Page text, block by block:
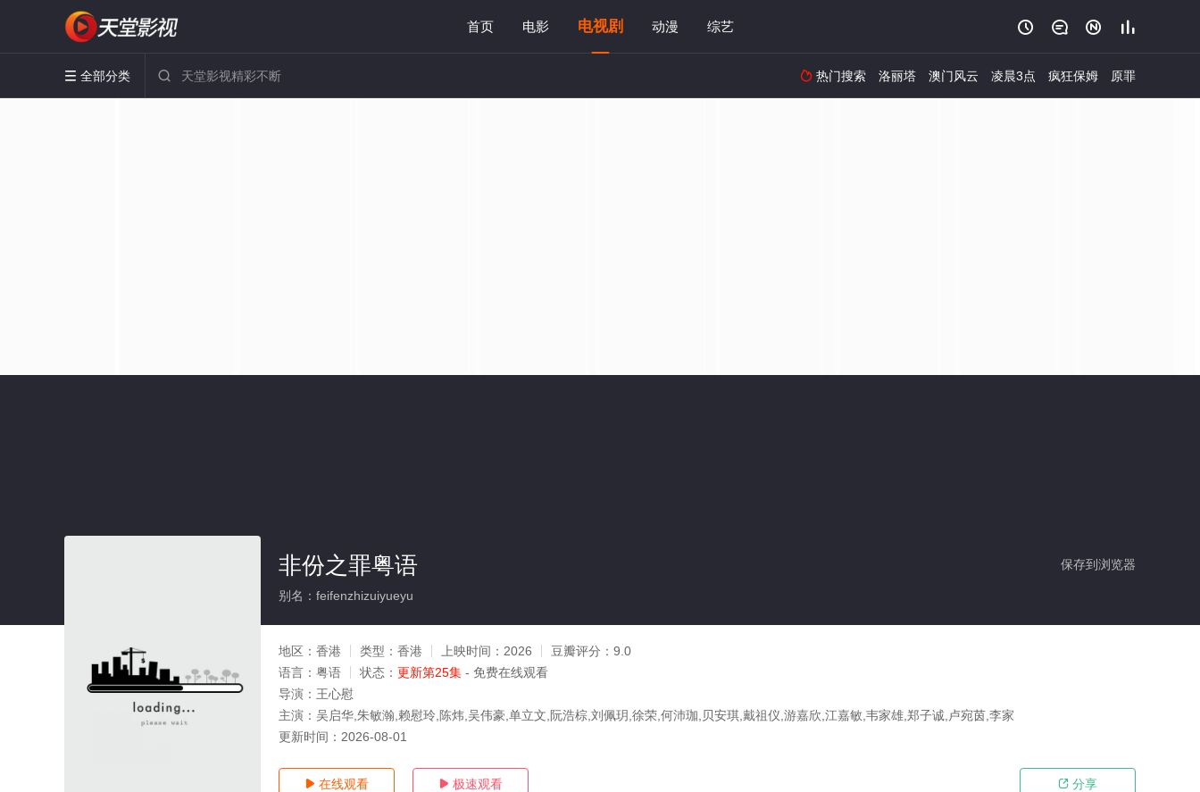
首页 电影 电视剧 动漫 综艺    
 全部分类   热门搜索 洛丽塔 澳门风云 凌晨3点 疯狂保姆 原罪
保存到浏览器
非份之罪粤语
别名：feifenzhizuiyueyu
地区： 香港 类型： 香港 上映时间： 2026 豆瓣评分： 9.0
语言： 粤语 状态： 更新第25集 - 免费在线观看
导演： 王心慰
主演： 吴启华,朱敏瀚,赖慰玲,陈炜,吴伟豪,单立文,阮浩棕,刘佩玥,徐荣,何沛珈,贝安琪,戴祖仪,游嘉欣,江嘉敏,韦家雄,郑子诚,卢宛茵,李家
更新时间： 2026-08-01
 在线观看  极速观看  分享